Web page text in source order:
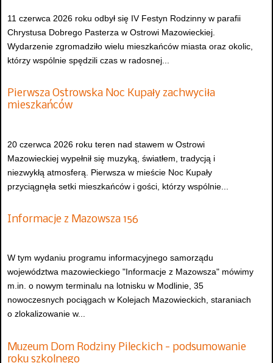
11 czerwca 2026 roku odbył się IV Festyn Rodzinny w parafii
Chrystusa Dobrego Pasterza w Ostrowi Mazowieckiej.
Wydarzenie zgromadziło wielu mieszkańców miasta oraz okolic,
którzy wspólnie spędzili czas w radosnej...
Pierwsza Ostrowska Noc Kupały zachwyciła
mieszkańców
20 czerwca 2026 roku teren nad stawem w Ostrowi
Mazowieckiej wypełnił się muzyką, światłem, tradycją i
niezwykłą atmosferą. Pierwsza w mieście Noc Kupały
przyciągnęła setki mieszkańców i gości, którzy wspólnie...
Informacje z Mazowsza 156
W tym wydaniu programu informacyjnego samorządu
województwa mazowieckiego "Informacje z Mazowsza" mówimy
m.in. o nowym terminalu na lotnisku w Modlinie, 35
nowoczesnych pociągach w Kolejach Mazowieckich, staraniach
o zlokalizowanie w...
Muzeum Dom Rodziny Pileckich - podsumowanie
roku szkolnego